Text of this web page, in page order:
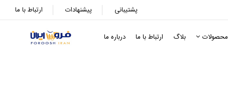
ارتباط با ما پیشنهادات پشتیبانی
محصولات بلاگ ارتباط با ما درباره ما